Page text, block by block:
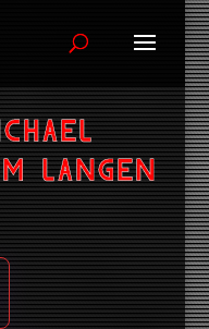
langen